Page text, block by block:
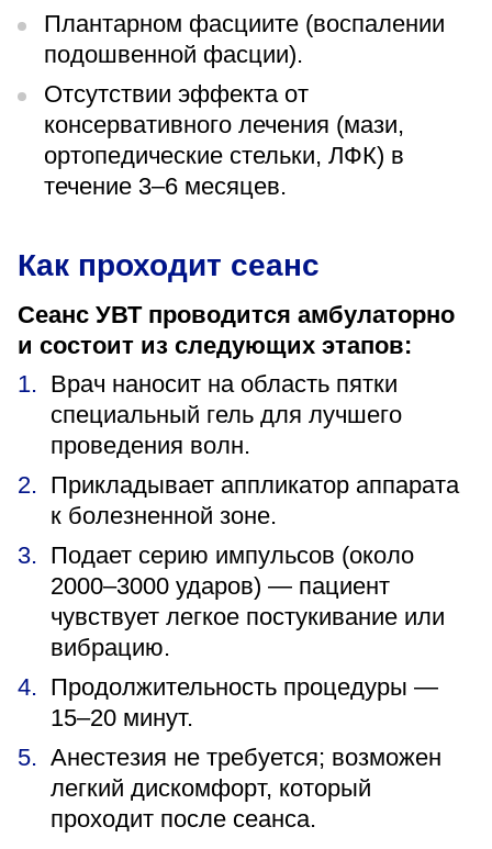
Плантарном фасциите (воспалении
подошвенной фасции).
Отсутствии эффекта от
консервативного лечения (мази,
ортопедические стельки, ЛФК) в
течение 3–6 месяцев.
Как проходит сеанс
Сеанс УВТ проводится амбулаторно
и состоит из следующих этапов:
Врач наносит на область пятки
специальный гель для лучшего
проведения волн.
Прикладывает аппликатор аппарата
к болезненной зоне.
Подает серию импульсов (около
2000–3000 ударов) — пациент
чувствует легкое постукивание или
вибрацию.
Продолжительность процедуры —
15–20 минут.
Анестезия не требуется; возможен
легкий дискомфорт, который
проходит после сеанса.